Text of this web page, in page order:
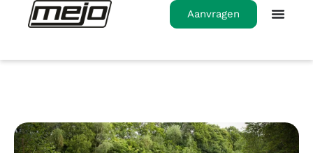
Aanvragen